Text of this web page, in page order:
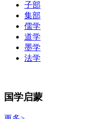
子部
集部
儒学
道学
墨学
法学
国学启蒙